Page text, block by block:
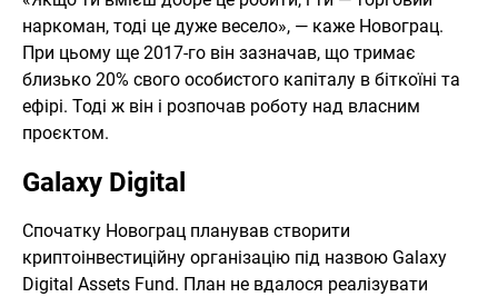
наркоман, тоді це дуже весело», — каже Новограц.
При цьому ще 2017-го він зазначав, що тримає
близько 20% свого особистого капіталу в біткоїні та
ефірі. Тоді ж він і розпочав роботу над власним
проєктом.
Galaxy Digital
Спочатку Новограц планував створити
криптоінвестиційну організацію під назвою Galaxy
Digital Assets Fund. План не вдалося реалізувати